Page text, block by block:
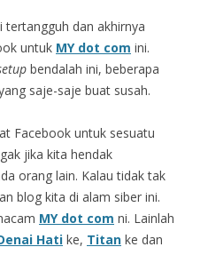
tertangguh dan akhirnya
untuk MY dot com ini.
bendalah ini, beberapa
saje-saje buat susah.
Facebook untuk sesuatu
jika kita hendak
orang lain. Kalau tidak tak
blog kita di alam siber ini.
MY dot com ni. Lainlah
Hati ke, Titan ke dan